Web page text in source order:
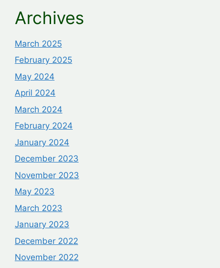
Archives
March 2025
February 2025
May 2024
April 2024
March 2024
February 2024
January 2024
December 2023
November 2023
May 2023
March 2023
January 2023
December 2022
November 2022